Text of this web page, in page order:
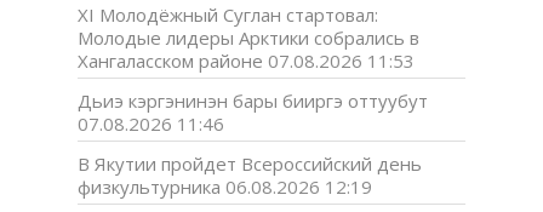
XI Молодёжный Суглан стартовал:
Молодые лидеры Арктики собрались в
Хангаласском районе 07.08.2026 11:53
Дьиэ кэргэнинэн бары бииргэ оттуубут
07.08.2026 11:46
В Якутии пройдет Всероссийский день
физкультурника 06.08.2026 12:19